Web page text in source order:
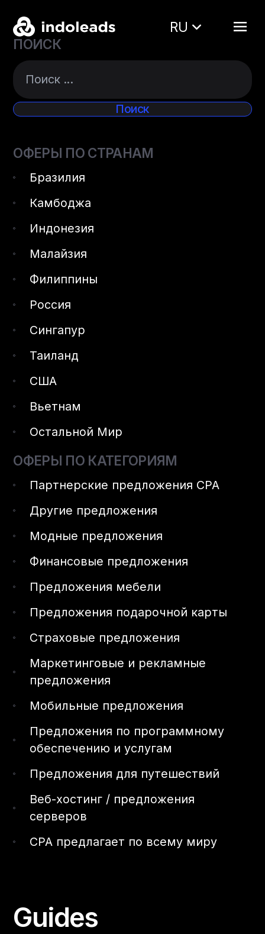
RU
ПОИСК
ОФЕРЫ ПО СТРАНАМ
Бразилия
Камбоджа
Индонезия
Малайзия
Филиппины
Россия
Сингапур
Таиланд
США
Вьетнам
Остальной Мир
ОФЕРЫ ПО КАТЕГОРИЯМ
Партнерские предложения CPA
Другие предложения
Модные предложения
Финансовые предложения
Предложения мебели
Предложения подарочной карты
Страховые предложения
Маркетинговые и рекламные
предложения
Мобильные предложения
Предложения по программному
обеспечению и услугам
Предложения для путешествий
Веб-хостинг / предложения
серверов
CPA предлагает по всему миру
Guides